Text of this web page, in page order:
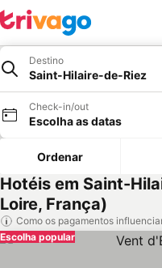
Destino
Saint-Hilaire-de-Riez
Check-in/out
Escolha as datas
Ordenar
Hotéis em Saint-
Loire, França)
Como os pagamentos
Escolha popular